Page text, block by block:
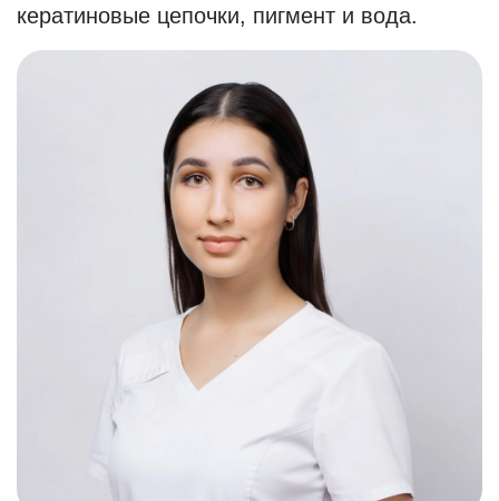
кератиновые цепочки, пигмент и вода.